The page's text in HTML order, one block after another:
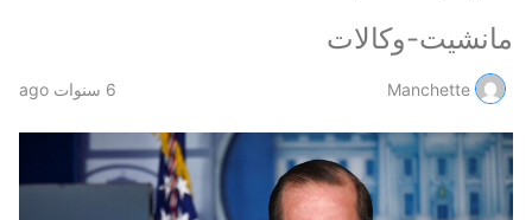
مانشيت-وكالات
Manchette 6 سنوات ago